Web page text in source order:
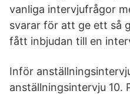
vanliga intervjufrågor
svarar för att ge ett så
fått inbjudan till en
Inför
anställningsintervju 10.